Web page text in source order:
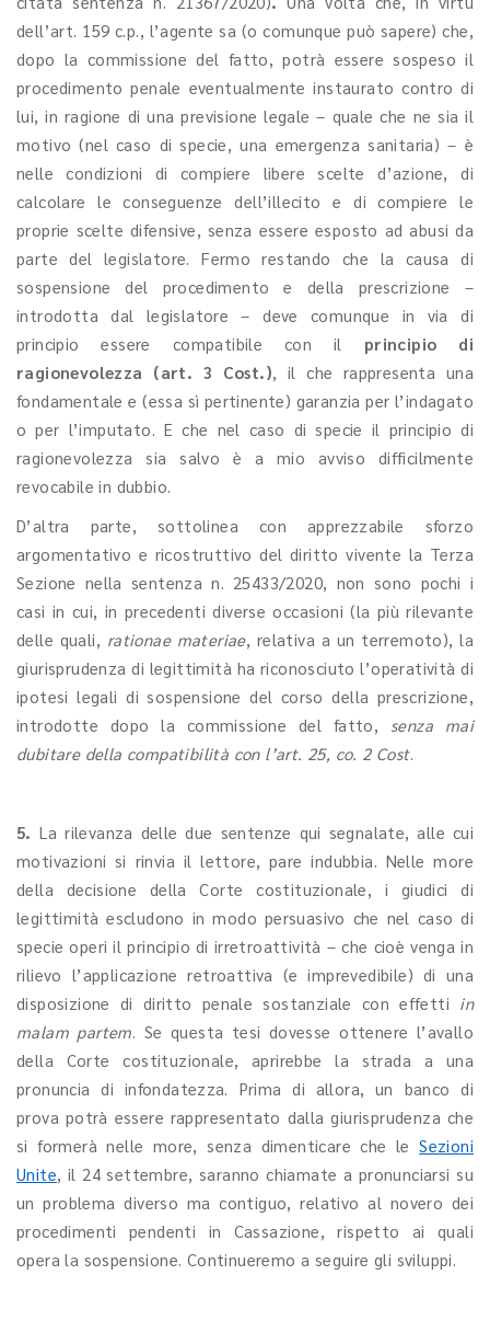
dell’art. 159 c.p., l’agente sa (o comunque può sapere) che,
dopo la commissione del fatto, potrà essere sospeso il
procedimento penale eventualmente instaurato contro di
lui, in ragione di una previsione legale – quale che ne sia il
motivo (nel caso di specie, una emergenza sanitaria) – è
nelle condizioni di compiere libere scelte d’azione, di
calcolare le conseguenze dell’illecito e di compiere le
proprie scelte difensive, senza essere esposto ad abusi da
parte del legislatore. Fermo restando che la causa di
sospensione del procedimento e della prescrizione –
introdotta dal legislatore – deve comunque in via di
principio essere compatibile con il principio di
ragionevolezza (art. 3 Cost.), il che rappresenta una
fondamentale e (essa sì pertinente) garanzia per l’indagato
o per l’imputato. E che nel caso di specie il principio di
ragionevolezza sia salvo è a mio avviso difficilmente
revocabile in dubbio.
D’altra parte, sottolinea con apprezzabile sforzo
argomentativo e ricostruttivo del diritto vivente la Terza
Sezione nella sentenza n. 25433/2020, non sono pochi i
casi in cui, in precedenti diverse occasioni (la più rilevante
delle quali, rationae materiae, relativa a un terremoto), la
giurisprudenza di legittimità ha riconosciuto l’operatività di
ipotesi legali di sospensione del corso della prescrizione,
introdotte dopo la commissione del fatto, senza mai
dubitare della compatibilità con l’art. 25, co. 2 Cost.
5. La rilevanza delle due sentenze qui segnalate, alle cui
motivazioni si rinvia il lettore, pare indubbia. Nelle more
della decisione della Corte costituzionale, i giudici di
legittimità escludono in modo persuasivo che nel caso di
specie operi il principio di irretroattività – che cioè venga in
rilievo l’applicazione retroattiva (e imprevedibile) di una
disposizione di diritto penale sostanziale con effetti in
malam partem. Se questa tesi dovesse ottenere l’avallo
della Corte costituzionale, aprirebbe la strada a una
pronuncia di infondatezza. Prima di allora, un banco di
prova potrà essere rappresentato dalla giurisprudenza che
si formerà nelle more, senza dimenticare che leSezioni
Unite, il 24 settembre, saranno chiamate a pronunciarsi su
un problema diverso ma contiguo, relativo al novero dei
procedimenti pendenti in Cassazione, rispetto ai quali
opera la sospensione. Continueremo a seguire gli sviluppi.